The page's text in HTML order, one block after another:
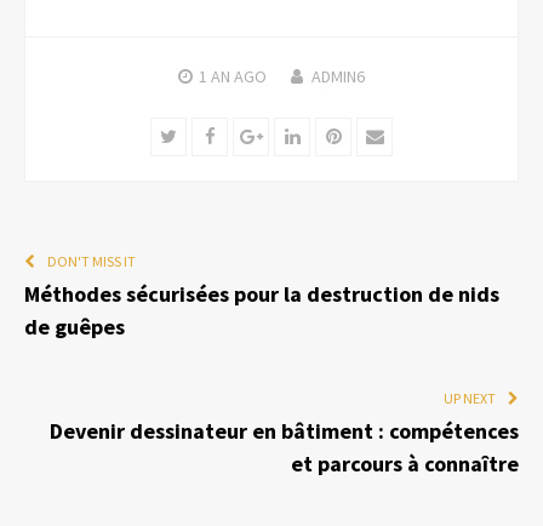
1 AN AGO ADMIN6
TwitterFacebookGoogle+LinkedInPinterest
Email
DON'T MISS IT
Méthodes sécurisées pour la destruction de nids
de guêpes
UP NEXT
Devenir dessinateur en bâtiment : compétences
et parcours à connaître